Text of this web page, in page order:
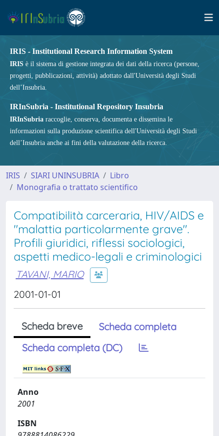
IRIS - Institutional Research Information System
IRIS è il sistema di gestione integrata dei dati della ricerca (persone,
progetti, pubblicazioni, attività) adottato dall'Università degli Studi
dell’Insubria.
IRInSubria - Institutional Repository Insubria
IRInSubria raccoglie, conserva, documenta e dissemina le
informazioni sulla produzione scientifica dell'Università degli Studi
dell’Insubria anche ai fini della valutazione della ricerca.
IRIS SIARI UNINSUBRIA
Libro
Monografia o trattato scientifico
Compatibilità carceraria, HIV/AIDS e
"malattia particolarmente grave".
Profili giuridici, riflessi sociologici,
aspetti medico-legali e criminologici
TAVANI, MARIO
2001-01-01
Scheda breve
Scheda completa
Scheda completa (DC)
Anno
2001
ISBN